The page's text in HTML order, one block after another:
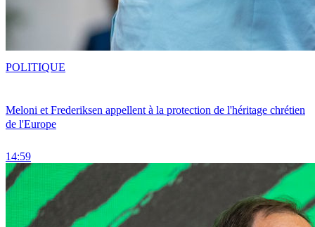
Meloni et Frederiksen appellent à la protection de l'héritage chrétien
de l'Europe
14:59
POLITIQUE